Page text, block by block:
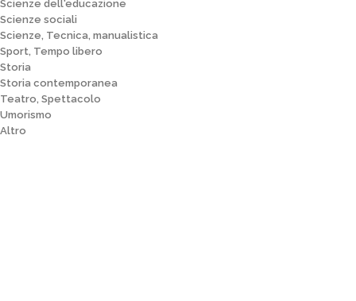
Scienze dell'educazione
Scienze sociali
Scienze, Tecnica, manualistica
Sport, Tempo libero
Storia
Storia contemporanea
Teatro, Spettacolo
Umorismo
Altro